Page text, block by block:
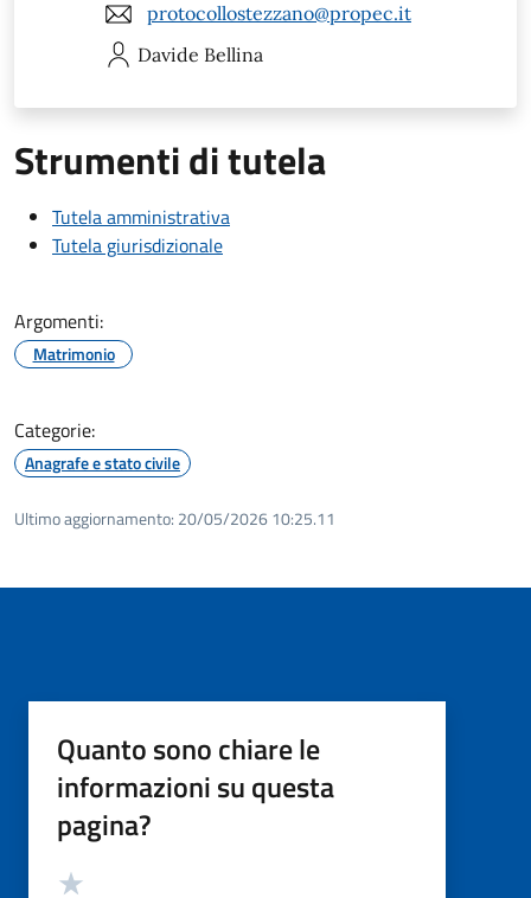
protocollostezzano@propec.it
Davide Bellina
Strumenti di tutela
Tutela amministrativa
Tutela giurisdizionale
Argomenti:
Matrimonio
Categorie:
Anagrafe e stato civile
Ultimo aggiornamento: 20/05/2026 10:25.11
Quanto sono chiare le
informazioni su questa
pagina?
Valutazione